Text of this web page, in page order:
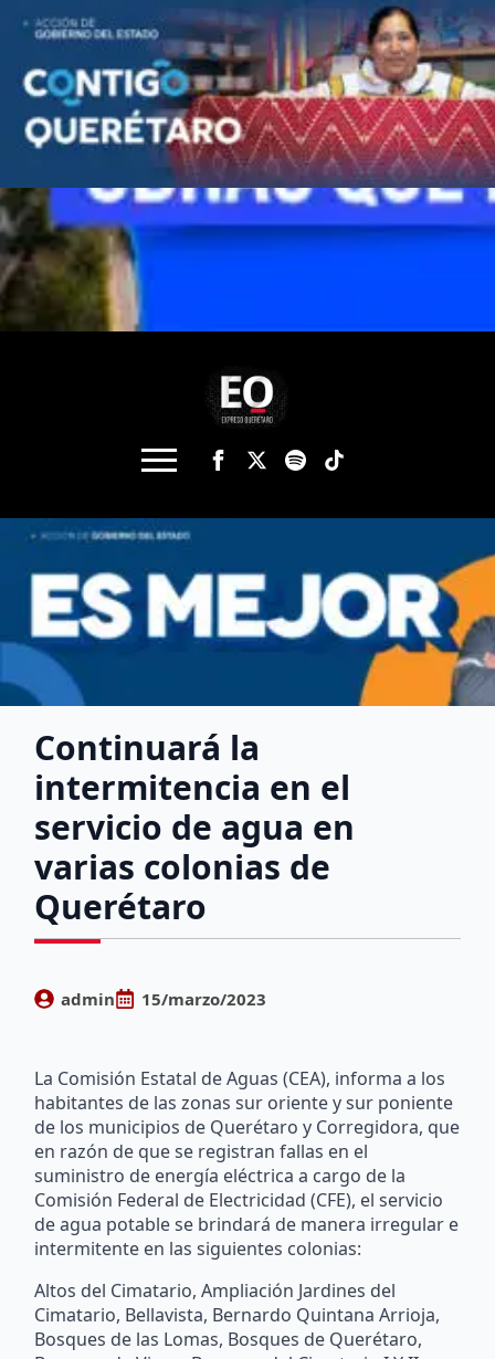
Continuará la
intermitencia en el
servicio de agua en
varias colonias de
Querétaro
admin 15/marzo/2023
La Comisión Estatal de Aguas (CEA), informa a los
habitantes de las zonas sur oriente y sur poniente
de los municipios de Querétaro y Corregidora, que
en razón de que se registran fallas en el
suministro de energía eléctrica a cargo de la
Comisión Federal de Electricidad (CFE), el servicio
de agua potable se brindará de manera irregular e
intermitente en las siguientes colonias:
Altos del Cimatario, Ampliación Jardines del
Cimatario, Bellavista, Bernardo Quintana Arrioja,
Bosques de las Lomas, Bosques de Querétaro,